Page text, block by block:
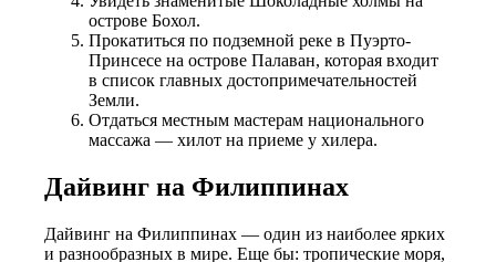
острове Бохол.
Прокатиться по подземной реке в Пуэрто-
Принсесе на острове Палаван, которая входит
в список главных достопримечательностей
Земли.
Отдаться местным мастерам национального
массажа — хилот на приеме у хилера.
Дайвинг на Филиппинах
Дайвинг на Филиппинах — один из наиболее ярких
и разнообразных в мире. Еще бы: тропические моря,